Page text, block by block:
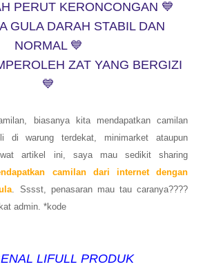
PERUT KERONCONGAN 💙
GULA DARAH STABIL DAN
NORMAL 💙
ZAT YANG BERGIZI
💙
biasanya kita mendapatkan camilan
di warung terdekat, minimarket ataupun
artikel ini, saya mau sedikit sharing
camilan dari internet dengan
. Sssst, penasaran mau tau caranya????
admin. *kode
LIFULL PRODUK